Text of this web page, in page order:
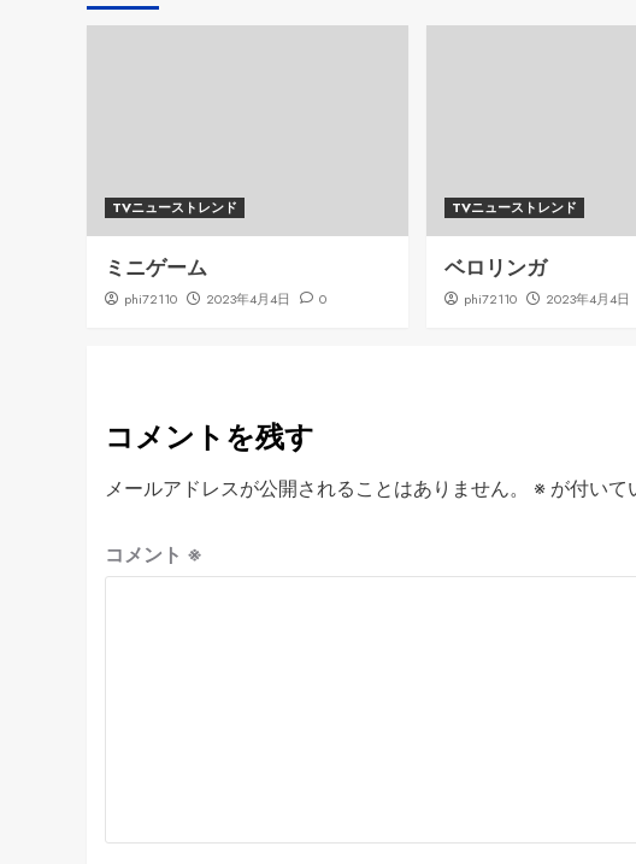
TVニューストレンド
ミニゲーム
phi72110 2023年4月4日 0
TVニューストレンド
ベロリンガ
phi72110 2023年4月4日
コメントを残す
メールアドレスが公開されることはありません。 ※ が付いて
コメント ※